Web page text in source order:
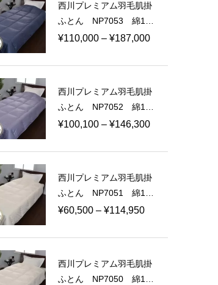
西川プレミアム羽毛肌掛
ふとん NP7053 綿10
0％ 100ラムコサテン
¥110,000 – ¥187,000価
帯:
–
西川プレミアム羽毛肌掛
ふとん NP7052 綿10
0％ 80ラムコサテン
¥100,100 – ¥146,300価
帯:
–
西川プレミアム羽毛肌掛
ふとん NP7051 綿10
0％ 60ラムコサテン
¥60,500 – ¥114,950価
帯:
–
西川プレミアム羽毛肌掛
ふとん NP7050 綿10